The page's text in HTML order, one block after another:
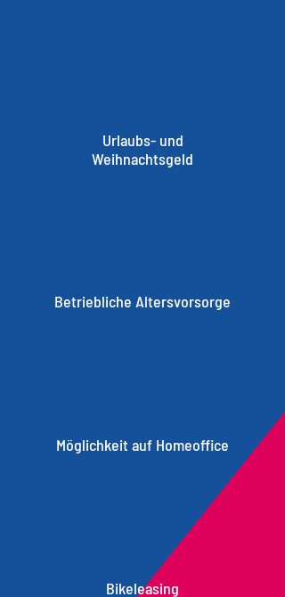
Urlaubs- und
Weihnachtsgeld
Betriebliche Altersvorsorge
Möglichkeit auf Homeoffice
Bikeleasing